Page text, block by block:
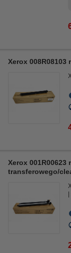
Xerox
Xerox 001R00623
transferowego/